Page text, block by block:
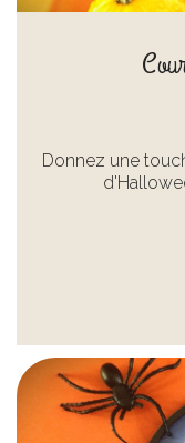
Donnez une